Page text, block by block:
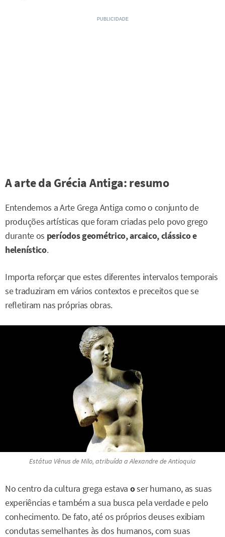
A arte da Grécia Antiga: resumo
Entendemos a Arte Grega Antiga como o conjunto de
produções artísticas que foram criadas pelo povo grego
durante os períodos geométrico, arcaico, clássico e
helenístico.
Importa reforçar que estes diferentes intervalos temporais
se traduziram em vários contextos e preceitos que se
refletiram nas próprias obras.
Estátua Vênus de Milo, atribuída a Alexandre de Antioquia
No centro da cultura grega estava oser humano, as suas
experiências e também a sua busca pela verdade e pelo
conhecimento. De fato, até os próprios deuses exibiam
condutas semelhantes às dos humanos, com suas